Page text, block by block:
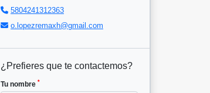
5804241312363
o.lopezremaxh@gmail.com
¿Prefieres que te contactemos?
Tu nombre *